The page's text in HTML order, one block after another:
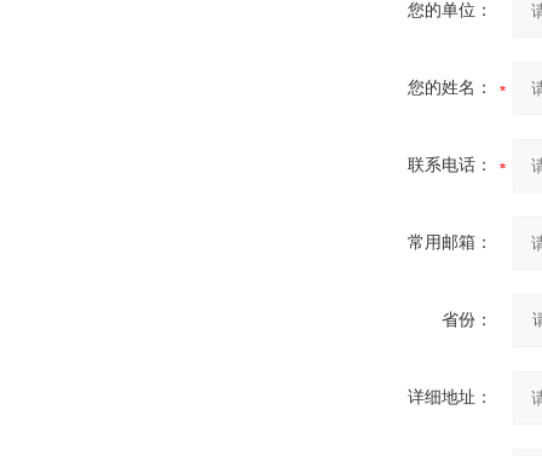
您的单位：
您的姓名：
联系电话：
常用邮箱：
省份：
详细地址：